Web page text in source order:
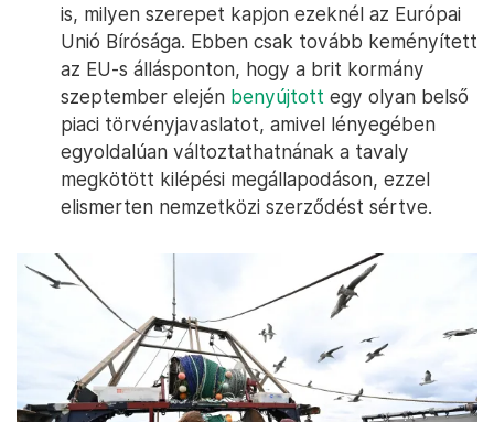
is, milyen szerepet kapjon ezeknél az Európai
Unió Bírósága. Ebben csak tovább keményített
az EU-s állásponton, hogy a brit kormány
szeptember elején benyújtott egy olyan belső
piaci törvényjavaslatot, amivel lényegében
egyoldalúan változtathatnának a tavaly
megkötött kilépési megállapodáson, ezzel
elismerten nemzetközi szerződést sértve.